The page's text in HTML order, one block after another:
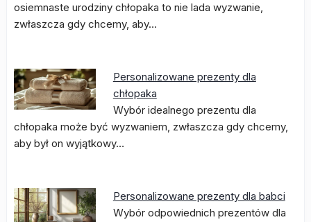
osiemnaste urodziny chłopaka to nie lada wyzwanie,
zwłaszcza gdy chcemy, aby…
Personalizowane prezenty dla
chłopaka
Wybór idealnego prezentu dla
chłopaka może być wyzwaniem, zwłaszcza gdy chcemy,
aby był on wyjątkowy…
Personalizowane prezenty dla babci
Wybór odpowiednich prezentów dla